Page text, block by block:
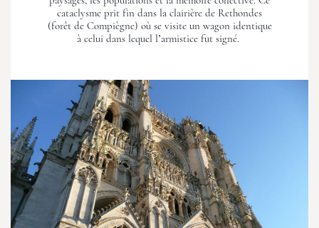
cataclysme prit fin dans la clairière de Rethondes
(forêt de Compiègne) où se visite un wagon identique
à celui dans lequel l’armistice fut signé.